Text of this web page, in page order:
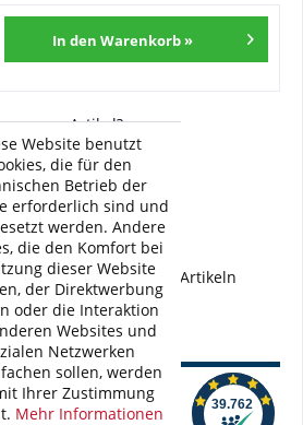
In den Warenkorb »
zum Artikel?
HD019-WMT13
ab € 60,- Bestellwert
mit mehr als 80.000 Artikeln
Garantie
Website benutzt
die für den
Betrieb der
erforderlich sind und
werden. Andere
die den Komfort bei
dieser Website
der Direktwerbung
oder die Interaktion
Websites und
Netzwerken
sollen, werden
Ihrer Zustimmung
Mehr Informationen